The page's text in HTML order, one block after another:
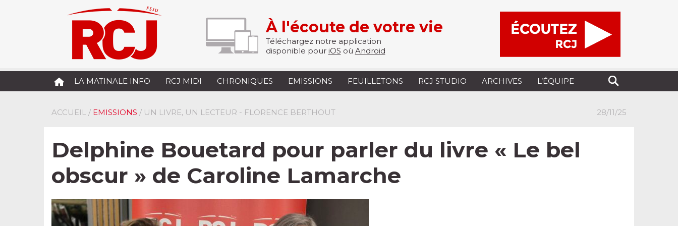
À l'écoute de votre vie
Téléchargez notre application
disponible pour iOS où Android
LA MATINALE INFO RCJ MIDI CHRONIQUES EMISSIONS FEUILLETONS RCJ STUDIO ARCHIVES L’ÉQUIPE
ACCUEIL / EMISSIONS / UN LIVRE, UN LECTEUR - FLORENCE BERTHOUT 28/11/25
Delphine Bouetard pour parler du livre « Le bel
obscur » de Caroline Lamarche